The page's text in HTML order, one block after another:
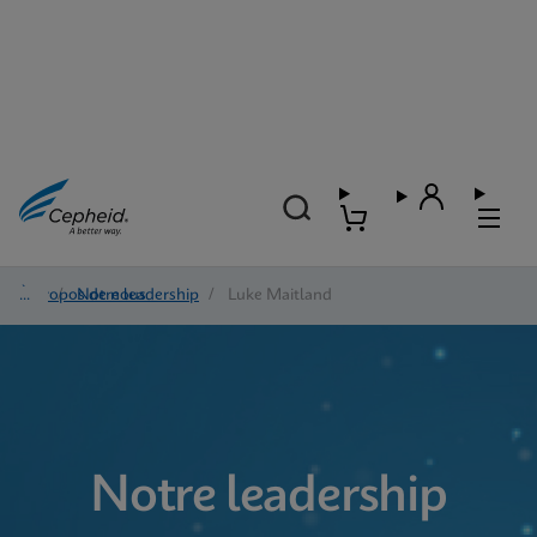
À propos de nous
/ Notre leadership / Luke Maitland
Notre leadership